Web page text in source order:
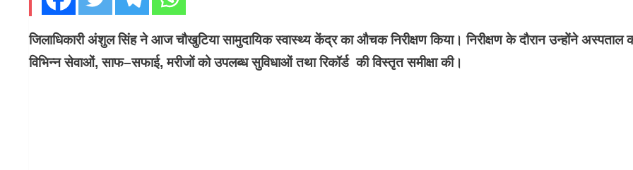
जिलाधिकारी अंशुल सिंह ने आज चौखुटिया सामुदायिक स्वास्थ्य केंद्र का औचक निरीक्षण किया। निरीक्षण के दौरान उन्होंने अस्पताल
विभिन्न सेवाओं, साफ–सफाई, मरीजों को उपलब्ध सुविधाओं तथा रिकॉर्ड की विस्तृत समीक्षा की।